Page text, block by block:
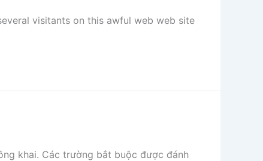
visitants on this awful web web site
khai. Các trường bắt buộc được đánh